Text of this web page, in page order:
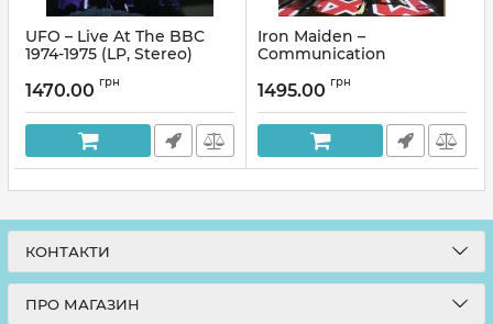
UFO – Live At The BBC
1974-1975 (LP, Stereo)
1470.00 грн
Iron Maiden –
Communication
1990-1996 (LP, Album,
Артикул: 260199
1495.00 грн
КОНТАКТИ
ПРО МАГАЗИН